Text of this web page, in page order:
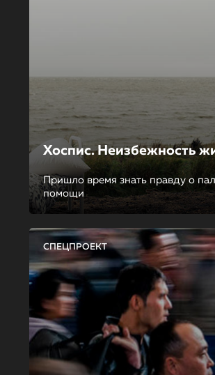
Хоспис. Неизбежность
Пришло время знать правду о
помощи
СПЕЦПРОЕКТ